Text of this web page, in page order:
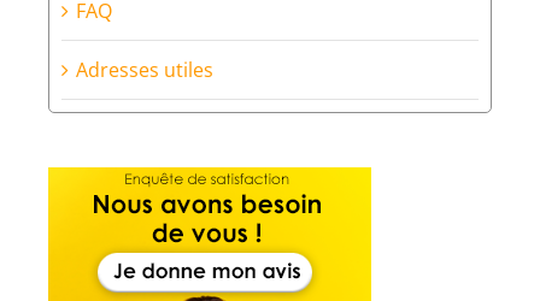
FAQ
Adresses utiles